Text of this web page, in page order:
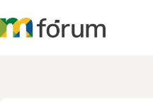
para
o